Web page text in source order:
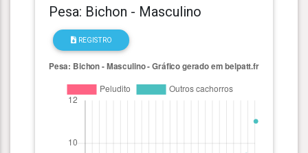
Pesa: Bichon - Masculino
REGISTRO